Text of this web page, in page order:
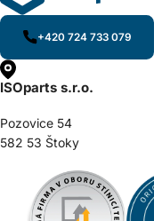
+420 724 733 079
ISOparts s.r.o.
Pozovice 54
582 53 Štoky